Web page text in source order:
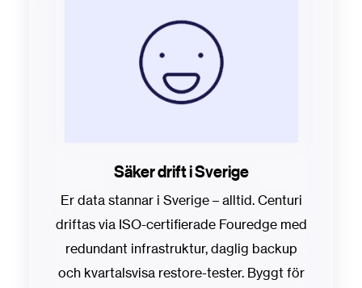
Säker drift i Sverige
Er data stannar i Sverige – alltid. Centuri
driftas via ISO-certifierade Fouredge med
redundant infrastruktur, daglig backup
och kvartalsvisa restore-tester. Byggt för